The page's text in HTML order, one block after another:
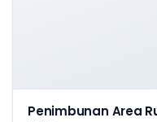
Penimbunan Area